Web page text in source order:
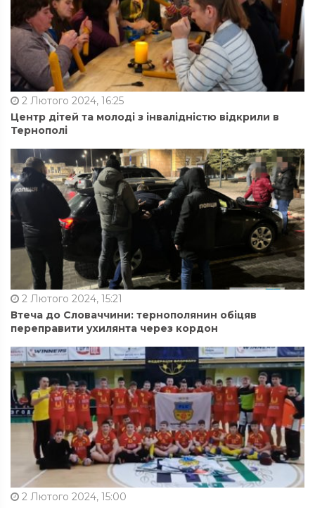
2 Лютого 2024, 16:25
Центр дітей та молоді з інвалідністю відкрили в
Тернополі
2 Лютого 2024, 15:21
Втеча до Словаччини: тернополянин обіцяв
переправити ухилянта через кордон
2 Лютого 2024, 15:00